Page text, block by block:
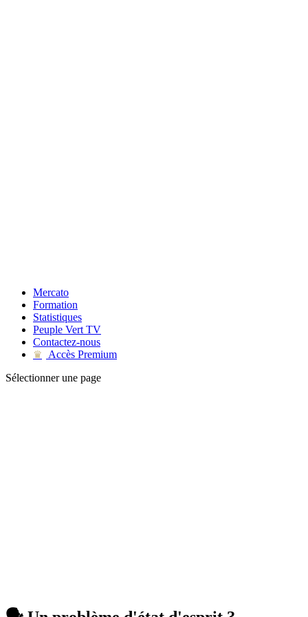
Mercato
Formation
Statistiques
Peuple Vert TV
Contactez-nous
♛
Accès Premium
Sélectionner une page